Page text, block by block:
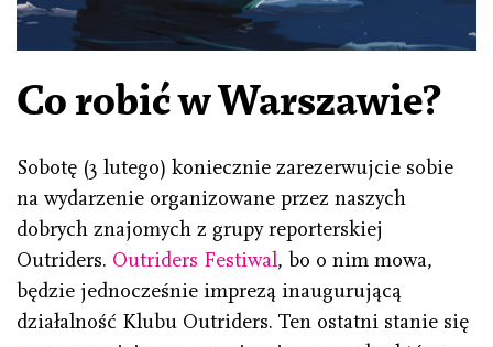
Co robić w Warszawie?
Sobotę (3 lutego) koniecznie zarezerwujcie sobie
na wydarzenie organizowane przez naszych
dobrych znajomych z grupy reporterskiej
Outriders. Outriders Festiwal, bo o nim mowa,
będzie jednocześnie imprezą inaugurującą
działalność Klubu Outriders. Ten ostatni stanie się